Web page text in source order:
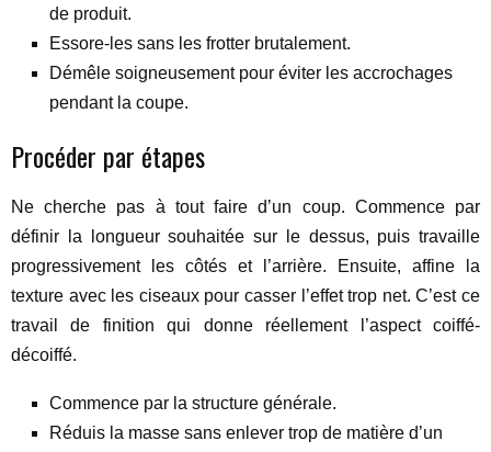
de produit.
Essore-les sans les frotter brutalement.
Démêle soigneusement pour éviter les accrochages
pendant la coupe.
Procéder par étapes
Ne cherche pas à tout faire d’un coup. Commence par
définir la longueur souhaitée sur le dessus, puis travaille
progressivement les côtés et l’arrière. Ensuite, affine la
texture avec les ciseaux pour casser l’effet trop net. C’est ce
travail de finition qui donne réellement l’aspect coiffé-
décoiffé.
Commence par la structure générale.
Réduis la masse sans enlever trop de matière d’un